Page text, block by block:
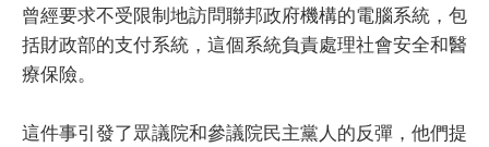
曾經要求不受限制地訪問聯邦政府機構的電腦系統，包
括財政部的支付系統，這個系統負責處理社會安全和醫
療保險。
這件事引發了眾議院和參議院民主黨人的反彈，他們提